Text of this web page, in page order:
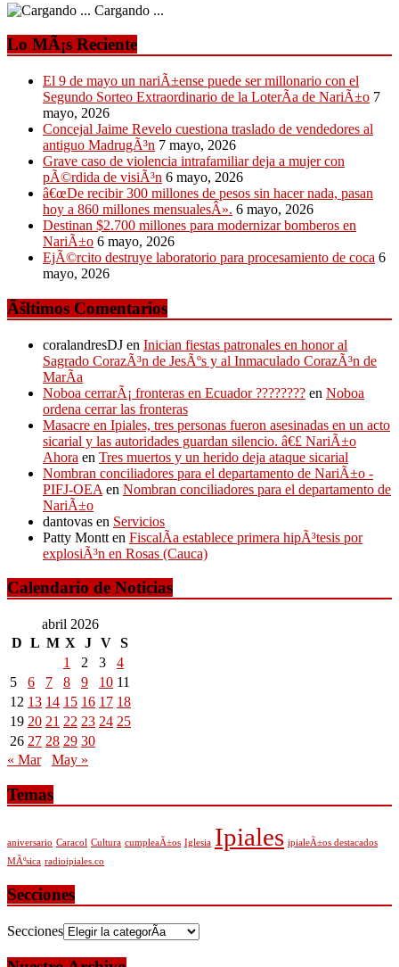
Cargando ...
Lo MÃ¡s Reciente
El 9 de mayo un nariÃ±ense puede ser millonario con el
Segundo Sorteo Extraordinario de la LoterÃ­a de NariÃ±o 7
mayo, 2026
Concejal Jaime Revelo cuestiona traslado de vendedores al
antiguo MadrugÃ³n 7 mayo, 2026
Grave caso de violencia intrafamiliar deja a mujer con
pÃ©rdida de visiÃ³n 6 mayo, 2026
â€œDe recibir 300 millones de pesos sin hacer nada, pasan
hoy a 860 millones mensualesÂ». 6 mayo, 2026
Destinan $2.700 millones para modernizar bomberos en
NariÃ±o 6 mayo, 2026
EjÃ©rcito destruye laboratorio para procesamiento de coca 6
mayo, 2026
Ãšltimos Comentarios
coralandresDJ en Inician fiestas patronales en honor al
Sagrado CorazÃ³n de JesÃºs y al Inmaculado CorazÃ³n de
MarÃ­a
Noboa cerrarÃ¡ fronteras en Ecuador ???????? en Noboa
ordena cerrar las fronteras
Masacre en Ipiales, tres personas fueron asesinadas en un acto
sicarial y las autoridades guardan silencio. â€£ NariÃ±o
Ahora en Tres muertos y un herido deja ataque sicarial
Nombran conciliadores para el departamento de NariÃ±o -
PIFJ-OEA en Nombran conciliadores para el departamento de
NariÃ±o
dantovas en Servicios
Patty Montt en FiscalÃ­a establece primera hipÃ³tesis por
explosiÃ³n en Rosas (Cauca)
Calendario de Noticias
abril 2026
D L M X J V S
1
2 3
4
5
6 7 8 9 10 11
12 13 14 15 16 17 18
19 20 21 22 23 24 25
26 27 28 29 30
« Mar
May »
Temas
aniversario Caracol Cultura cumpleaÃ±os Iglesia Ipiales ipialeÃ±os destacados
MÃºsica radioipiales.co
Secciones
Secciones